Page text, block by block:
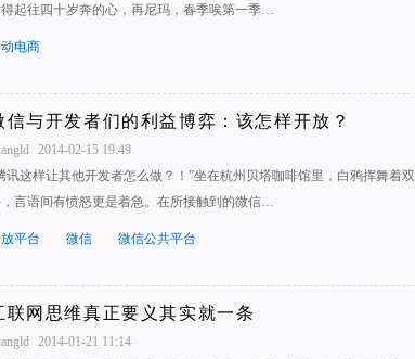
起往四十岁奔的心，再尼玛，春季唉第一季…
电商
信与开发者们的利益博弈：该怎样开放？
2014-02-15 19:49
讯这样让其他开发者怎么做？！”坐在杭州贝塔咖啡馆里，白鸦挥舞着双
言语间有愤怒更是着急。在所接触到的微信…
平台 微信 微信公共平台
联网思维真正要义其实就一条
2014-01-21 11:14